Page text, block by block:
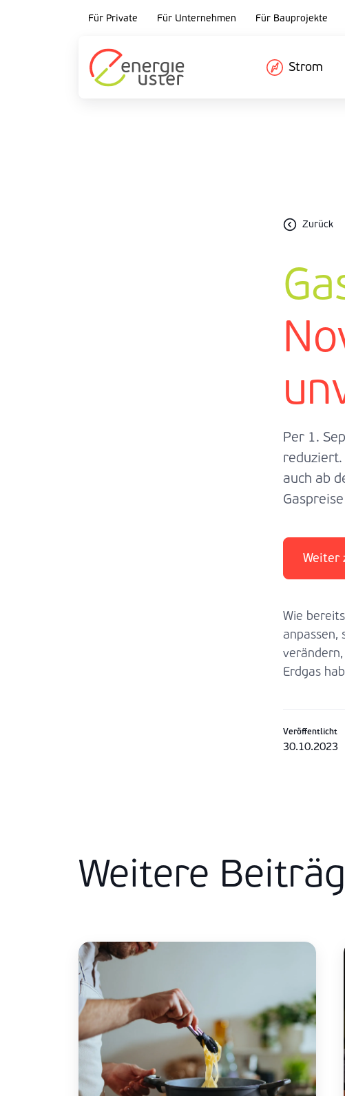
Für Private Für Unternehmen Für Bauprojekte
Strom
Zurück
Per 1.
auch ab
Weiter
Wie
anpassen,
Erdgas
Veröffentlicht
30.10.2023
Weitere